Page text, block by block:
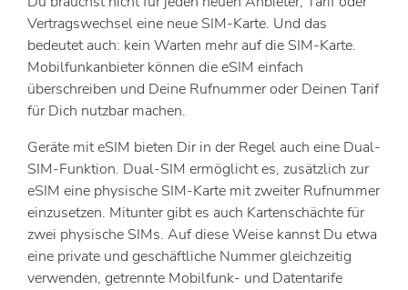
Vertragswechsel eine neue SIM-Karte. Und das
bedeutet auch: kein Warten mehr auf die SIM-Karte.
Mobilfunkanbieter können die eSIM einfach
überschreiben und Deine Rufnummer oder Deinen Tarif
für Dich nutzbar machen.
Geräte mit eSIM bieten Dir in der Regel auch eine Dual-
SIM-Funktion. Dual-SIM ermöglicht es, zusätzlich zur
eSIM eine physische SIM-Karte mit zweiter Rufnummer
einzusetzen. Mitunter gibt es auch Kartenschächte für
zwei physische SIMs. Auf diese Weise kannst Du etwa
eine private und geschäftliche Nummer gleichzeitig
verwenden, getrennte Mobilfunk- und Datentarife